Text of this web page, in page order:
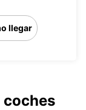
llegar